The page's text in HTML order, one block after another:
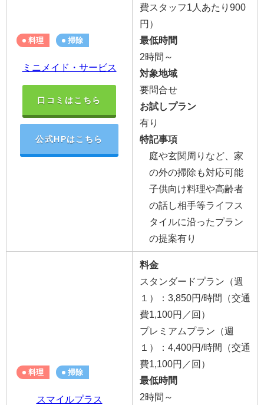
料理 掃除
ミニメイド・サービス
口コミはこちら
公式HPはこちら
費スタッフ1人あたり900
円）
最低時間
2時間～
対象地域
要問合せ
お試しプラン
有り
特記事項
庭や玄関周りなど、家
の外の掃除も対応可能
子供向け料理や高齢者
の話し相手等ライフス
タイルに沿ったプラン
の提案有り
料理 掃除
スマイルプラス
料金
スタンダードプラン（週
１）： 3,850円/時間（交通
費1,100円／回）
プレミアムプラン（週
１）：4,400円/時間（交通
費1,100円／回）
最低時間
2時間～